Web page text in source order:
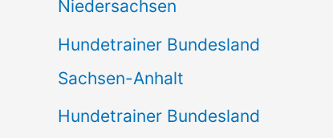
Niedersachsen
Hundetrainer Bundesland
Sachsen-Anhalt
Hundetrainer Bundesland